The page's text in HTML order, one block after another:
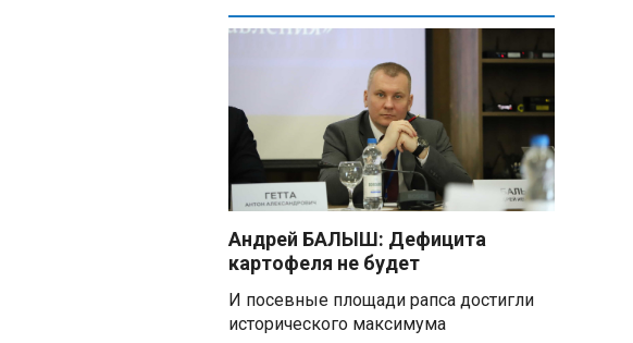
производителя дронов «Упырь»
Российские пловцы
выиграли все золотые медали
первого дня Кубка мира по
зимнему плаванию
Александр Новак:
Независимые АЗС начнут
снабжать топливом через
региональных операторов
Беларусь и Россия
усиливают сотрудничество по
Андрей БАЛЫШ: Дефицита
картофеля не будет
И посевные площади рапса достигли
исторического максимума